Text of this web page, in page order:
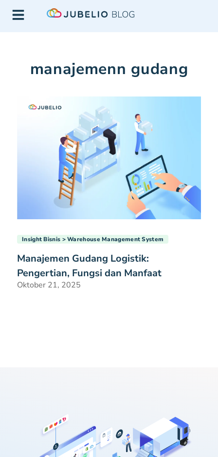
manajemenn gudang
Insight Bisnis Warehouse Management System
Manajemen Gudang Logistik:
Pengertian, Fungsi dan Manfaat
Oktober 21, 2025